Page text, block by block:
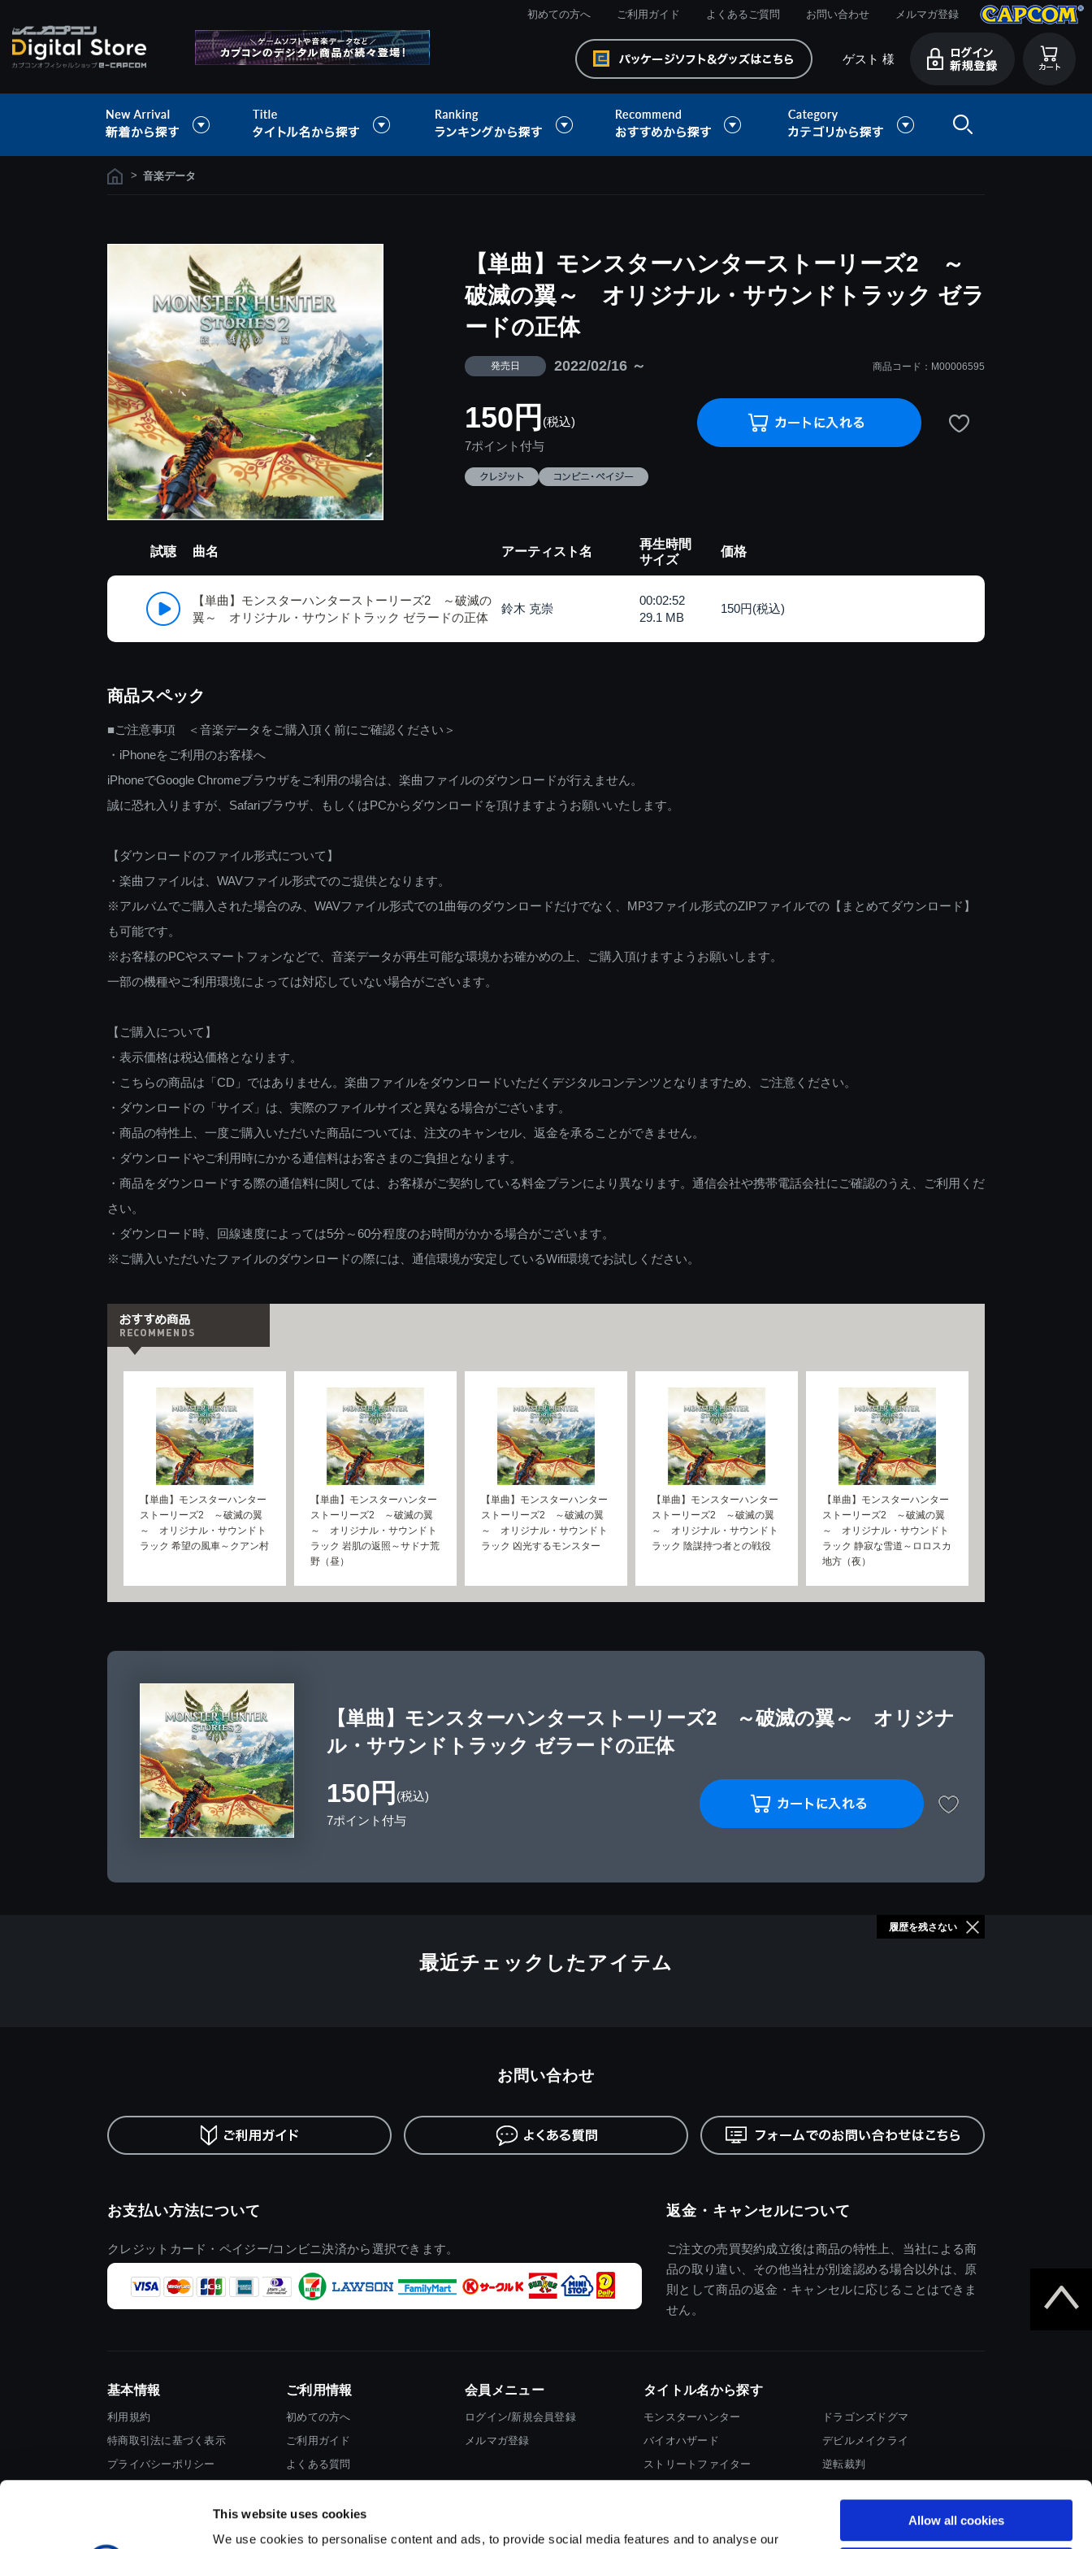
This website uses cookies
We use cookies to personalise content and ads, to provide social media features and to analyse our
Allow all cookies
初めての方へ ご利用ガイド よくあるご質問 お問い合わせ メルマガ登録
ゲスト 様
> 音楽データ
【単曲】モンスターハンターストーリーズ2 ～
破滅の翼～ オリジナル・サウンドトラック ゼラ
ードの正体
発売日 2022/02/16 ～ 商品コード：M00006595
150円 (税込)
7ポイント付与
試聴 曲名 アーティスト名
再生時間
サイズ
価格
【単曲】モンスターハンターストーリーズ2 ～破滅の
翼～ オリジナル・サウンドトラック ゼラードの正体
鈴木 克崇
00:02:52
29.1 MB
150円(税込)
商品スペック
■ご注意事項 ＜音楽データをご購入頂く前にご確認ください＞
・iPhoneをご利用のお客様へ
iPhoneでGoogle Chromeブラウザをご利用の場合は、楽曲ファイルのダウンロードが行えません。
誠に恐れ入りますが、Safariブラウザ、もしくはPCからダウンロードを頂けますようお願いいたします。
【ダウンロードのファイル形式について】
・楽曲ファイルは、WAVファイル形式でのご提供となります。
※アルバムでご購入された場合のみ、WAVファイル形式での1曲毎のダウンロードだけでなく、MP3ファイル形式のZIPファイルでの【まとめてダウンロード】
も可能です。
※お客様のPCやスマートフォンなどで、音楽データが再生可能な環境かお確かめの上、ご購入頂けますようお願いします。
一部の機種やご利用環境によっては対応していない場合がございます。
【ご購入について】
・表示価格は税込価格となります。
・こちらの商品は「CD」ではありません。楽曲ファイルをダウンロードいただくデジタルコンテンツとなりますため、ご注意ください。
・ダウンロードの「サイズ」は、実際のファイルサイズと異なる場合がございます。
・商品の特性上、一度ご購入いただいた商品については、注文のキャンセル、返金を承ることができません。
・ダウンロードやご利用時にかかる通信料はお客さまのご負担となります。
・商品をダウンロードする際の通信料に関しては、お客様がご契約している料金プランにより異なります。通信会社や携帯電話会社にご確認のうえ、ご利用くだ
さい。
・ダウンロード時、回線速度によっては5分～60分程度のお時間がかかる場合がございます。
※ご購入いただいたファイルのダウンロードの際には、通信環境が安定しているWifi環境でお試しください。
【単曲】モンスターハンター
ストーリーズ2 ～破滅の翼
～ オリジナル・サウンドト
ラック 希望の風車～クアン村
【単曲】モンスターハンター
ストーリーズ2 ～破滅の翼
～ オリジナル・サウンドト
ラック 岩肌の返照～サドナ荒
野（昼）
【単曲】モンスターハンター
ストーリーズ2 ～破滅の翼
～ オリジナル・サウンドト
ラック 凶光するモンスター
【単曲】モンスターハンター
ストーリーズ2 ～破滅の翼
～ オリジナル・サウンドト
ラック 陰謀持つ者との戦役
【単曲】モンスターハンター
ストーリーズ2 ～破滅の翼
～ オリジナル・サウンドト
ラック 静寂な雪道～ロロスカ
地方（夜）
【単曲】モンスターハンターストーリーズ2 ～破滅の翼～ オリジナ
ル・サウンドトラック ゼラードの正体
150円 (税込)
7ポイント付与
最近チェックしたアイテム
履歴を残さない
お支払い方法について
クレジットカード・ペイジー/コンビニ決済から選択できます。
返金・キャンセルについて
ご注文の売買契約成立後は商品の特性上、当社による商
品の取り違い、その他当社が別途認める場合以外は、原
則として商品の返金・キャンセルに応じることはできま
せん。
お問い合わせ
基本情報
利用規約
特商取引法に基づく表示
プライバシーポリシー
ご利用情報
初めての方へ
ご利用ガイド
よくある質問
会員メニュー
ログイン/新規会員登録
メルマガ登録
タイトル名から探す
モンスターハンター
バイオハザード
ストリートファイター
ドラゴンズドグマ
デビルメイクライ
逆転裁判